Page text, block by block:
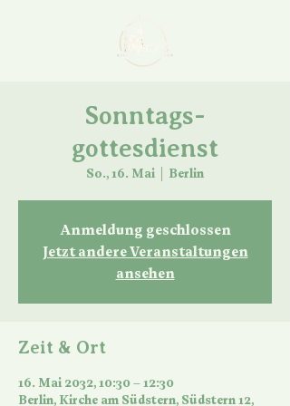
Sonntags-
gottesdienst
So., 16. Mai Berlin
Anmeldung geschlossen
Jetzt andere Veranstaltungen
ansehen
Zeit & Ort
16. Mai 2032, 10:30 – 12:30
Berlin, Kirche am Südstern, Südstern 12,